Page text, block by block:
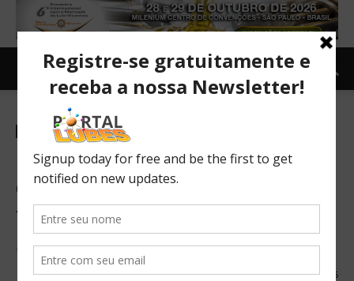
Canal Lubes Carro e Moto
BMW apresenta novo
conceito de moto que não
tomba
Innovações de conceitos para motocicletas
13/10/2016 485